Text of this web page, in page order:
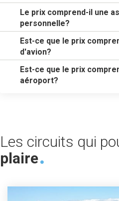
Le prix comprend-il une
personnelle?
Est-ce que le prix
d'avion?
Est-ce que le prix
aéroport?
Les circuits qui
plaire